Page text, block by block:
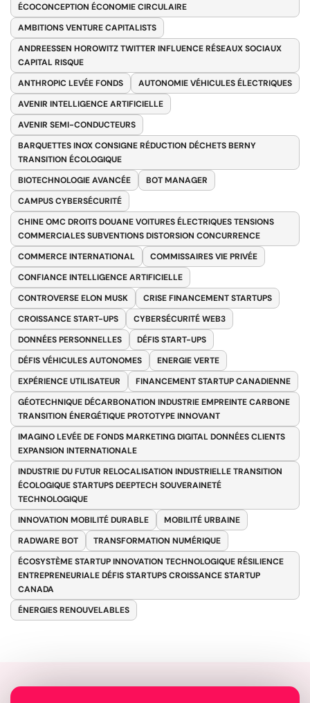
ÉCOCONCEPTION ÉCONOMIE CIRCULAIRE
AMBITIONS VENTURE CAPITALISTS
ANDREESSEN HOROWITZ TWITTER INFLUENCE RÉSEAUX SOCIAUX
CAPITAL RISQUE
ANTHROPIC LEVÉE FONDS
AUTONOMIE VÉHICULES ÉLECTRIQUES
AVENIR INTELLIGENCE ARTIFICIELLE
AVENIR SEMI-CONDUCTEURS
BARQUETTES INOX CONSIGNE RÉDUCTION DÉCHETS BERNY
TRANSITION ÉCOLOGIQUE
BIOTECHNOLOGIE AVANCÉE
BOT MANAGER
CAMPUS CYBERSÉCURITÉ
CHINE OMC DROITS DOUANE VOITURES ÉLECTRIQUES TENSIONS
COMMERCIALES SUBVENTIONS DISTORSION CONCURRENCE
COMMERCE INTERNATIONAL
COMMISSAIRES VIE PRIVÉE
CONFIANCE INTELLIGENCE ARTIFICIELLE
CONTROVERSE ELON MUSK
CRISE FINANCEMENT STARTUPS
CROISSANCE START-UPS
CYBERSÉCURITÉ WEB3
DONNÉES PERSONNELLES
DÉFIS START-UPS
DÉFIS VÉHICULES AUTONOMES
ENERGIE VERTE
EXPÉRIENCE UTILISATEUR
FINANCEMENT STARTUP CANADIENNE
GÉOTECHNIQUE DÉCARBONATION INDUSTRIE EMPREINTE CARBONE
TRANSITION ÉNERGÉTIQUE PROTOTYPE INNOVANT
IMAGINO LEVÉE DE FONDS MARKETING DIGITAL DONNÉES CLIENTS
EXPANSION INTERNATIONALE
INDUSTRIE DU FUTUR RELOCALISATION INDUSTRIELLE TRANSITION
ÉCOLOGIQUE STARTUPS DEEPTECH SOUVERAINETÉ
TECHNOLOGIQUE
INNOVATION MOBILITÉ DURABLE
MOBILITÉ URBAINE
RADWARE BOT
TRANSFORMATION NUMÉRIQUE
ÉCOSYSTÈME STARTUP INNOVATION TECHNOLOGIQUE RÉSILIENCE
ENTREPRENEURIALE DÉFIS STARTUPS CROISSANCE STARTUP
CANADA
ÉNERGIES RENOUVELABLES